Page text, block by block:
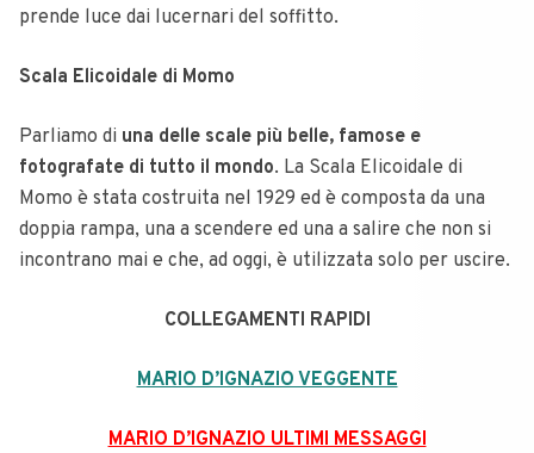
prende luce dai lucernari del soffitto.
Scala Elicoidale di Momo
Parliamo di una delle scale più belle, famose e
fotografate di tutto il mondo. La Scala Elicoidale di
Momo è stata costruita nel 1929 ed è composta da una
doppia rampa, una a scendere ed una a salire che non si
incontrano mai e che, ad oggi, è utilizzata solo per uscire.
COLLEGAMENTI RAPIDI
MARIO D’IGNAZIO VEGGENTE
MARIO D’IGNAZIO ULTIMI MESSAGGI